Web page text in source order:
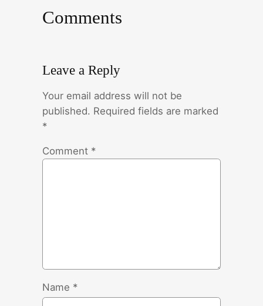
Comments
Leave a Reply
Your email address will not be
published. Required fields are marked
*
Comment *
Name *